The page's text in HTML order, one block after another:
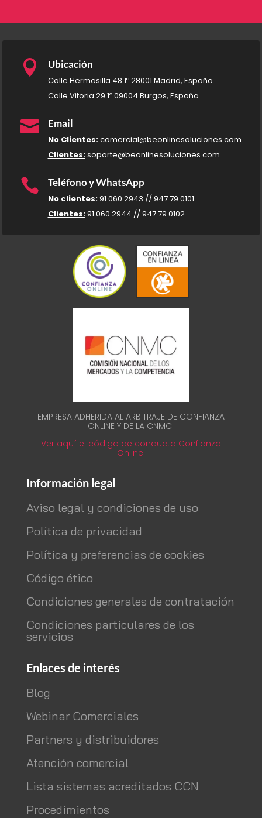
 Ubicación
Calle Hermosilla 48 1º 28001 Madrid, España
Calle Vitoria 29 1º 09004 Burgos, España
 Email
No Clientes:comercial@beonlinesoluciones.com
Clientes:soporte@beonlinesoluciones.com
 Teléfono y WhatsApp
No clientes:91 060 2943 // 947 79 0101
Clientes:91 060 2944 // 947 79 0102
EMPRESA ADHERIDA AL ARBITRAJE DE CONFIANZA
ONLINE Y DE LA CNMC.
Ver aquí el código de conducta Confianza
Online.
Información legal
Aviso legal y condiciones de uso
Política de privacidad
Política y preferencias de cookies
Código ético
Condiciones generales de contratación
Condiciones particulares de los
servicios
Enlaces de interés
Blog
Webinar Comerciales
Partners y distribuidores
Atención comercial
Lista sistemas acreditados CCN
Procedimientos